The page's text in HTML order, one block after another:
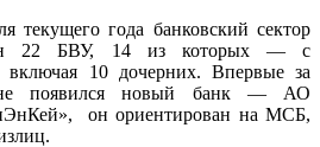
года банковский сектор
22 БВУ, 14 из которых — с
включая 10 дочерних. Впервые за
появился новый банк — АО
он ориентирован на МСБ,